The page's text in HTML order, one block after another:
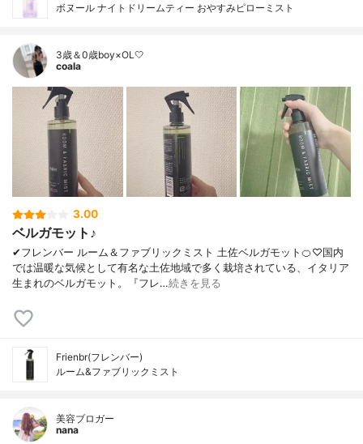
ボヌール ナイトドリームティー おやすみピローミスト
3歳＆0歳boy×OL🤍
coala
3.00
ベルガモット♪
✔︎フレンバー ルーム＆ファブリックミスト 土佐ベルガモット🍊♡国内
では温暖な気候として有名な土佐地域で多く栽培されている、イタリア
生まれのベルガモット。『フレ…続きを見る
Frienbr(フレンバー)
ルーム&ファブリックミスト
美容ブロガー
nana